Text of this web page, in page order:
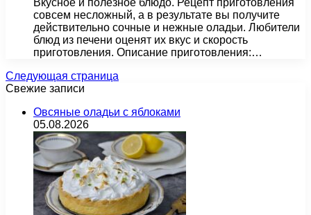
Вкусное и полезное блюдо. Рецепт приготовления
совсем несложный, а в результате вы получите
действительно сочные и нежные оладьи. Любители
блюд из печени оценят их вкус и скорость
приготовления. Описание приготовления:…
Следующая страница
Свежие записи
Овсяные оладьи с яблоками
05.08.2026